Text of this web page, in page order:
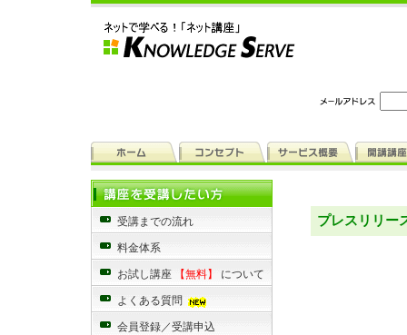
受講までの流れ
料金体系
お試し講座 【無料】 について
よくある質問
会員登録／受講申込
プレスリリー